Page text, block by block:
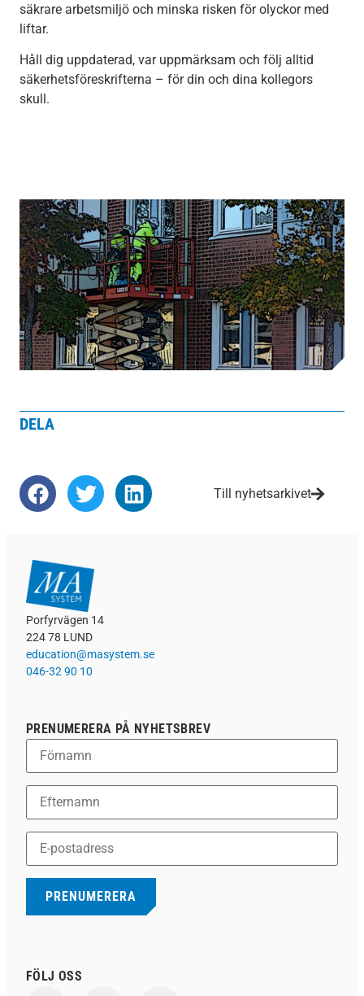
säkrare arbetsmiljö och minska risken för olyckor med
liftar.
Håll dig uppdaterad, var uppmärksam och följ alltid
säkerhetsföreskrifterna – för din och dina kollegors
skull.
DELA
Till nyhetsarkivet
Porfyrvägen 14
224 78 LUND
education@masystem.se
046-32 90 10
PRENUMERERA PÅ NYHETSBREV
FÖLJ OSS